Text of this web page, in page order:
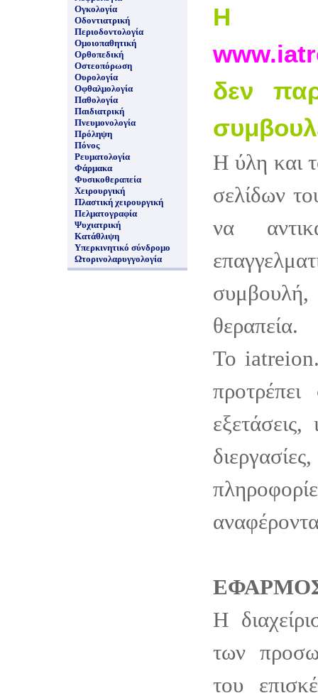
Ογκολογία
Οδοντιατρική
Περιοδοντολογία
Ομοιοπαθητική
Ορθοπεδική
Οστεοπόρωση
Ουρολογία
Οφθαλμολογία
Παθολογία
Παιδιατρική
Πνευμονολογία
Πρόληψη
Πόνος
Ρευματολογία
Φάρμακα
Φυσικοθεραπεία
Χειρουργική
Πλαστική χειρουργική
Πελματογραφία
Ψυχιατρική
Κατάθλιψη
Υπερκινητικό σύνδρομο
Ωτορινολαρυγγολογία
Η
δεν
Η ύλη και
σελίδων
να
θεραπεία.
Το
προτρέπει
εξετάσεις,
Η
των
του